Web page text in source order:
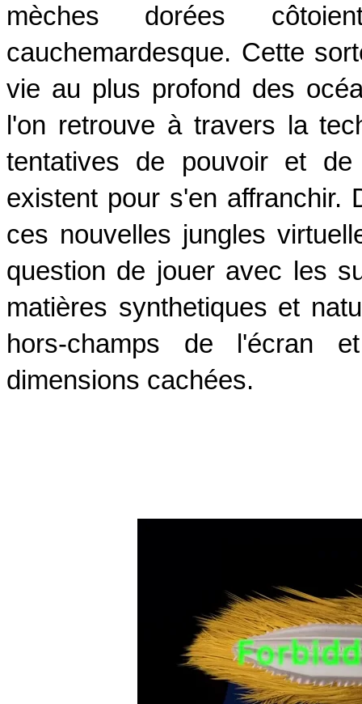
mèches dorées
cauchemardesque. Cette
vie au plus profond des
l'on retrouve à travers la
tentatives de pouvoir et
existent pour s'en affranchir.
ces nouvelles jungles
question de jouer avec les
matières synthetiques et
hors-champs de l'écran
dimensions cachées.